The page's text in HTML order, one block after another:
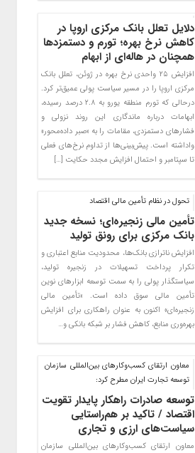
دلایل تعلل بانک مرکزی اروپا در
کاهش نرخ بهره؛ تورم و دستمزدها
همچنان در هاله‌ای از ابهام
افزایش ۲۵ واحدی نرخ بهره در ژوئن، تعلل بانک
مرکزی اروپا را در مسیر سیاست پولی عمیق‌تر کرد.
درحالی که تورم منطقه یورو به ۲.۸ درصد رسیده،
ابهامات درباره ماندگاری این روند نزولی و
فشارهای دستمزدی، مقامات را به «صبر داده‌محور»
واداشته است. پیش‌بینی‌ها از تداوم نرخ‌های فعلی
تا سپتامبر و احتمال افزایش مجدد حکایت […]
تحول در نظام تأمین مالی اقتصاد
تأمین مالی زنجیره‌ای؛ نسخه جدید
بانک مرکزی برای رونق تولید
افزایش ناترازی بانک‌ها، محدودیت منابع اعتباری و
تکرار پرداخت تسهیلات در زنجیره تولید،
سیاستگذار پولی را به سمت توسعه ابزارهای نوین
تأمین مالی سوق داده است. «تأمین مالی
زنجیره‌ای» اکنون به عنوان راهکاری برای افزایش
بهره‌وری منابع، کاهش فشار بر شبکه بانکی و…
معاون ارتقای کسب‌وکارهای بین‌المللی سازمان
توسعه تجارت ایران مطرح کرد:
توسعه صادرات راهکار پایدار تقویت
اقتصاد / تاکید بر هم‌راستایی
سیاست‌های ارزی و تجاری
معاون ارتقای کسب‌وکارهای بین‌المللی سازمان